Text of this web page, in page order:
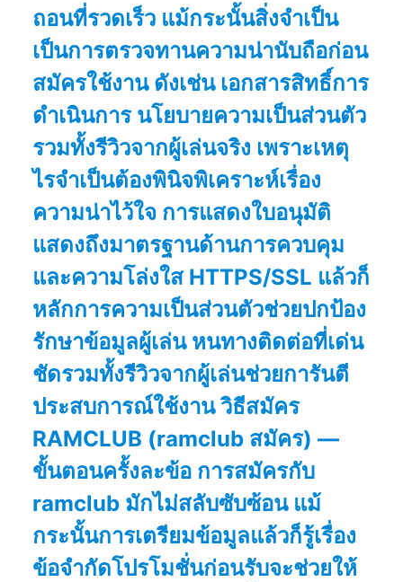
ถอนที่รวดเร็ว แม้กระนั้นสิ่งจำเป็น
เป็นการตรวจทานความน่านับถือก่อน
สมัครใช้งาน ดังเช่น เอกสารสิทธิ์การ
ดำเนินการ นโยบายความเป็นส่วนตัว
รวมทั้งรีวิวจากผู้เล่นจริง เพราะเหตุ
ไรจำเป็นต้องพินิจพิเคราะห์เรื่อง
ความน่าไว้ใจ การแสดงใบอนุมัติ
แสดงถึงมาตรฐานด้านการควบคุม
และความโล่งใส HTTPS/SSL แล้วก็
หลักการความเป็นส่วนตัวช่วยปกป้อง
รักษาข้อมูลผู้เล่น หนทางติดต่อที่เด่น
ชัดรวมทั้งรีวิวจากผู้เล่นช่วยการันตี
ประสบการณ์ใช้งาน วิธีสมัคร
RAMCLUB (ramclub สมัคร) —
ขั้นตอนครั้งละข้อ การสมัครกับ
ramclub มักไม่สลับซับซ้อน แม้
กระนั้นการเตรียมข้อมูลแล้วก็รู้เรื่อง
ข้อจำกัดโปรโมชั่นก่อนรับจะช่วยให้